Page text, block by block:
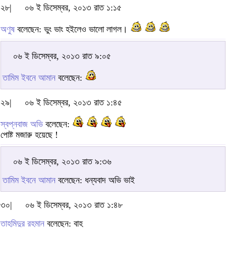
২৮| ০৬ ই ডিসেম্বর, ২০১৩ রাত ১:১৫
অণুষ বলেছেন: ভুং ভাং হইলেও ভালো লাগল।
০৬ ই ডিসেম্বর, ২০১৩ রাত ৯:০৫
তামিম ইবনে আমান বলেছেন:
২৯| ০৬ ই ডিসেম্বর, ২০১৩ রাত ১:৪৫
স্বপ্নবাজ অভি বলেছেন:
পোষ্ট মজারু হয়েছে !
০৬ ই ডিসেম্বর, ২০১৩ রাত ৯:৩৬
তামিম ইবনে আমান বলেছেন: ধন্যবাদ অভি ভাই
৩০|
০৬ ই ডিসেম্বর, ২০১৩ রাত ১:৪৮
তাহমিদুর রহমান বলেছেন: বাহ